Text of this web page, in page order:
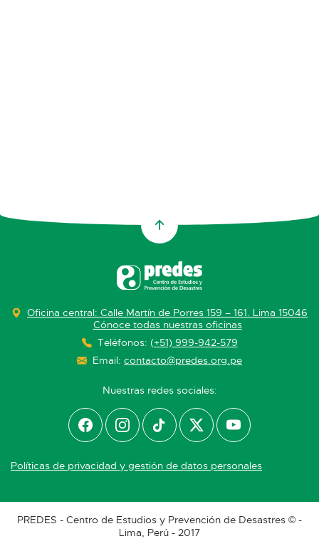
Oficina central: Calle Martín de Porres 159 – 161. Lima 15046
Cónoce todas nuestras oficinas
Teléfonos: (+51) 999-942-579
Email: contacto@predes.org.pe
Nuestras redes sociales:
Políticas de privacidad y gestión de datos personales
PREDES - Centro de Estudios y Prevención de Desastres © -
Lima, Perú - 2017